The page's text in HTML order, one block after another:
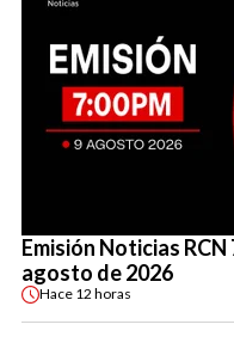
Emisión Noticias RCN
agosto de 2026
Hace 12 horas